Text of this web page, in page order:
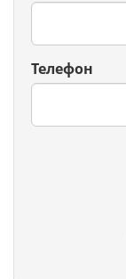
Телефон